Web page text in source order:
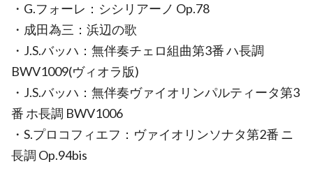
・G.フォーレ：シシリアーノ Op.78
・成田為三：浜辺の歌
・J.S.バッハ：無伴奏チェロ組曲第3番 ハ長調
BWV1009(ヴィオラ版)
・J.S.バッハ：無伴奏ヴァイオリンパルティータ第3
番 ホ長調 BWV1006
・S.プロコフィエフ：ヴァイオリンソナタ第2番 ニ
長調 Op.94bis